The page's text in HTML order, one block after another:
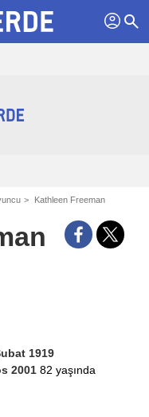
profil search
Kathleen Freeman
1919
200182 yaşında